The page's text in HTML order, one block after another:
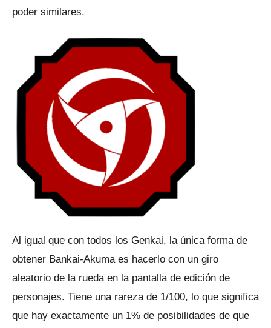
poder similares.
Al igual que con todos los Genkai, la única forma de
obtener Bankai-Akuma es hacerlo con un giro
aleatorio de la rueda en la pantalla de edición de
personajes. Tiene una rareza de 1/100, lo que significa
que hay exactamente un 1% de posibilidades de que